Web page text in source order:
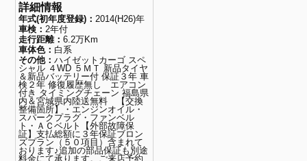
詳細情報
年式(初年度登録)： 2014(H26)年
車検： 2年付
走行距離：6.2万Km
車体色： 白系
その他：ハイゼットカーゴ スペ
シャル ４WD ５ＭＴ 新品タイヤ
＆新品バッテリー付 保証３年 車
検２年 修復履歴無し エアコン
付き タイミングチェーン 福島県
内＆宮城県内陸送無料 【交換
整備箇所】・エンジンオイル・
スパークプラグ・ファンベル
ト・ＡＣベルト【外部故障保
証】支払総額に３年保証ブロン
ズプラン（５０項目）含まれて
おります♪追加の部品保証も別途
料金にて承ります。ご来店予約